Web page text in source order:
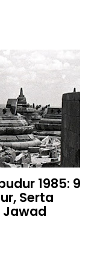
1985: 9
Serta
Jawad